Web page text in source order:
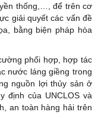
thống,…, để trên cơ
giải quyết các vấn đề
bằng biện pháp hòa
phối hợp, hợp tác
nước láng giềng trong
nguồn lợi thủy sản ở
định của UNCLOS và
an toàn hàng hải trên